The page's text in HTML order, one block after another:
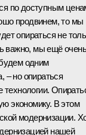
по доступным
продвинем, то мы
опираться не
важно, мы ещё очень
одним
– но опираться
технологии.
экономику. В этом
модернизации.
нашей